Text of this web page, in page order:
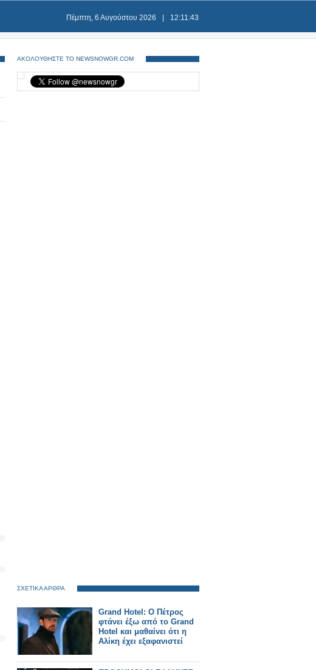
Πέμπτη, 6 Αυγούστου 2026 12:11:43
ΑΚΟΛΟΥΘΗΣΤΕ ΤΟ NEWSNOWGR.COM
ΣΧΕΤΙΚΑ ΑΡΘΡΑ
Grand Hotel: Ο Πέτρος
φτάνει έξω από το Grand
Hotel και μαθαίνει ότι η
Αλίκη έχει εξαφανιστεί